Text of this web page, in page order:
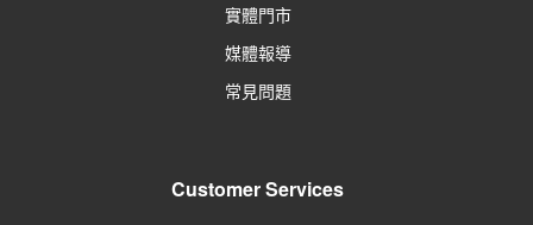
實體門市
媒體報導
常見問題
Customer Services